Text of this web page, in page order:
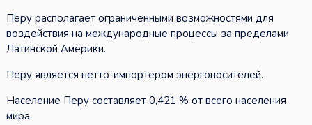
Перу располагает ограниченными возможностями для
воздействия на международные процессы за пределами
Латинской Америки.
Перу является нетто-импортёром энергоносителей.
Население Перу составляет 0,421 % от всего населения
мира.